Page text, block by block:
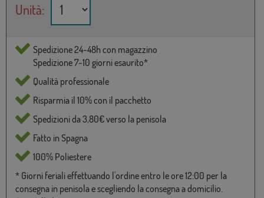
Unità:
Spedizione 24-48h con magazzino
Spedizione 7-10 giorni esaurito*
Qualità professionale
Risparmia il 10% con il pacchetto
Spedizioni da 3,80€ verso la penisola
Fatto in Spagna
100% Poliestere
* Giorni feriali effettuando l'ordine entro le ore 12:00 per la
consegna in penisola e scegliendo la consegna a domicilio.